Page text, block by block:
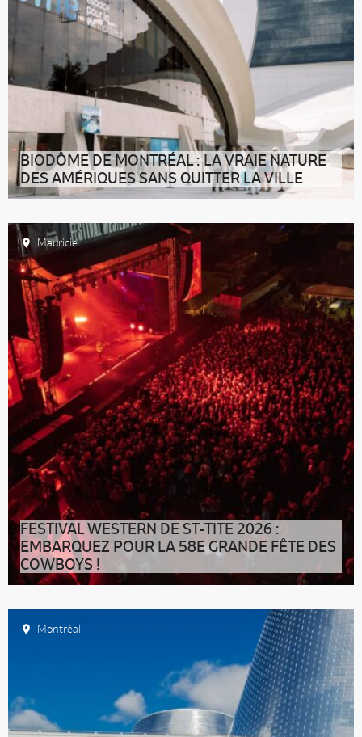
BIODÔME DE MONTRÉAL : LA VRAIE NATURE
DES AMÉRIQUES SANS QUITTER LA VILLE
Traverser une forêt tropicale luxuriante, plonger dans
les profondeurs du fleuve
Mauricie
FESTIVAL WESTERN DE ST-TITE 2026 :
EMBARQUEZ POUR LA 58E GRANDE FÊTE DES
COWBOYS !
Septembre en Mauricie a un goût bien particulier : celui
du cuir, de la sciure d
Montréal